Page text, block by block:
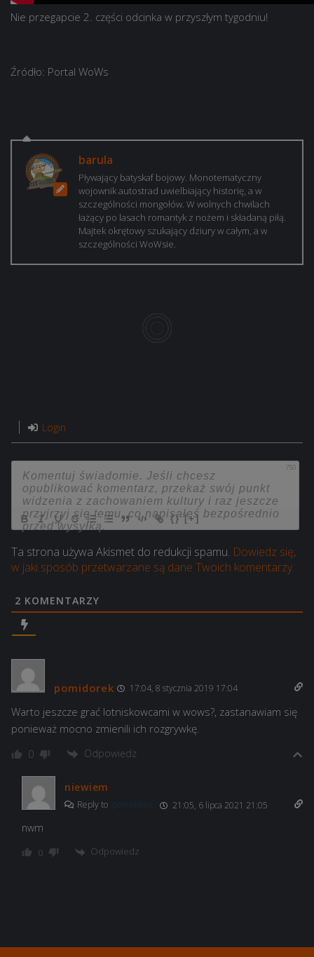
Nie przegapcie 2. części odcinka w przyszłym tygodniu!
Źródło: Portal WoWs
barula
Pływający batyskaf bojowy. Monotematyczny
wojownik autostrad uwielbiający historię, a w
szczególności mongołów. W wolnych chwilach
łażący po lasach romantyk z nożem i składaną piłą.
Majtek okrętowy szukający dziury w całym, a w
szczególności WoWsie.
Login
750
{} [+]
Ta strona używa Akismet do redukcji spamu. Dowiedz się,
w jaki sposób przetwarzane są dane Twoich komentarzy.
2 KOMENTARZY
pomidorek 17:04, 8 stycznia 2019 17:04
Warto jeszcze grać lotniskowcami w wows?, zastanawiam się
ponieważ mocno zmienili ich rozgrywkę.
0 Odpowiedz
niewiem
Reply to pomidorek 21:05, 6 lipca 2021 21:05
nwm
0 Odpowiedz